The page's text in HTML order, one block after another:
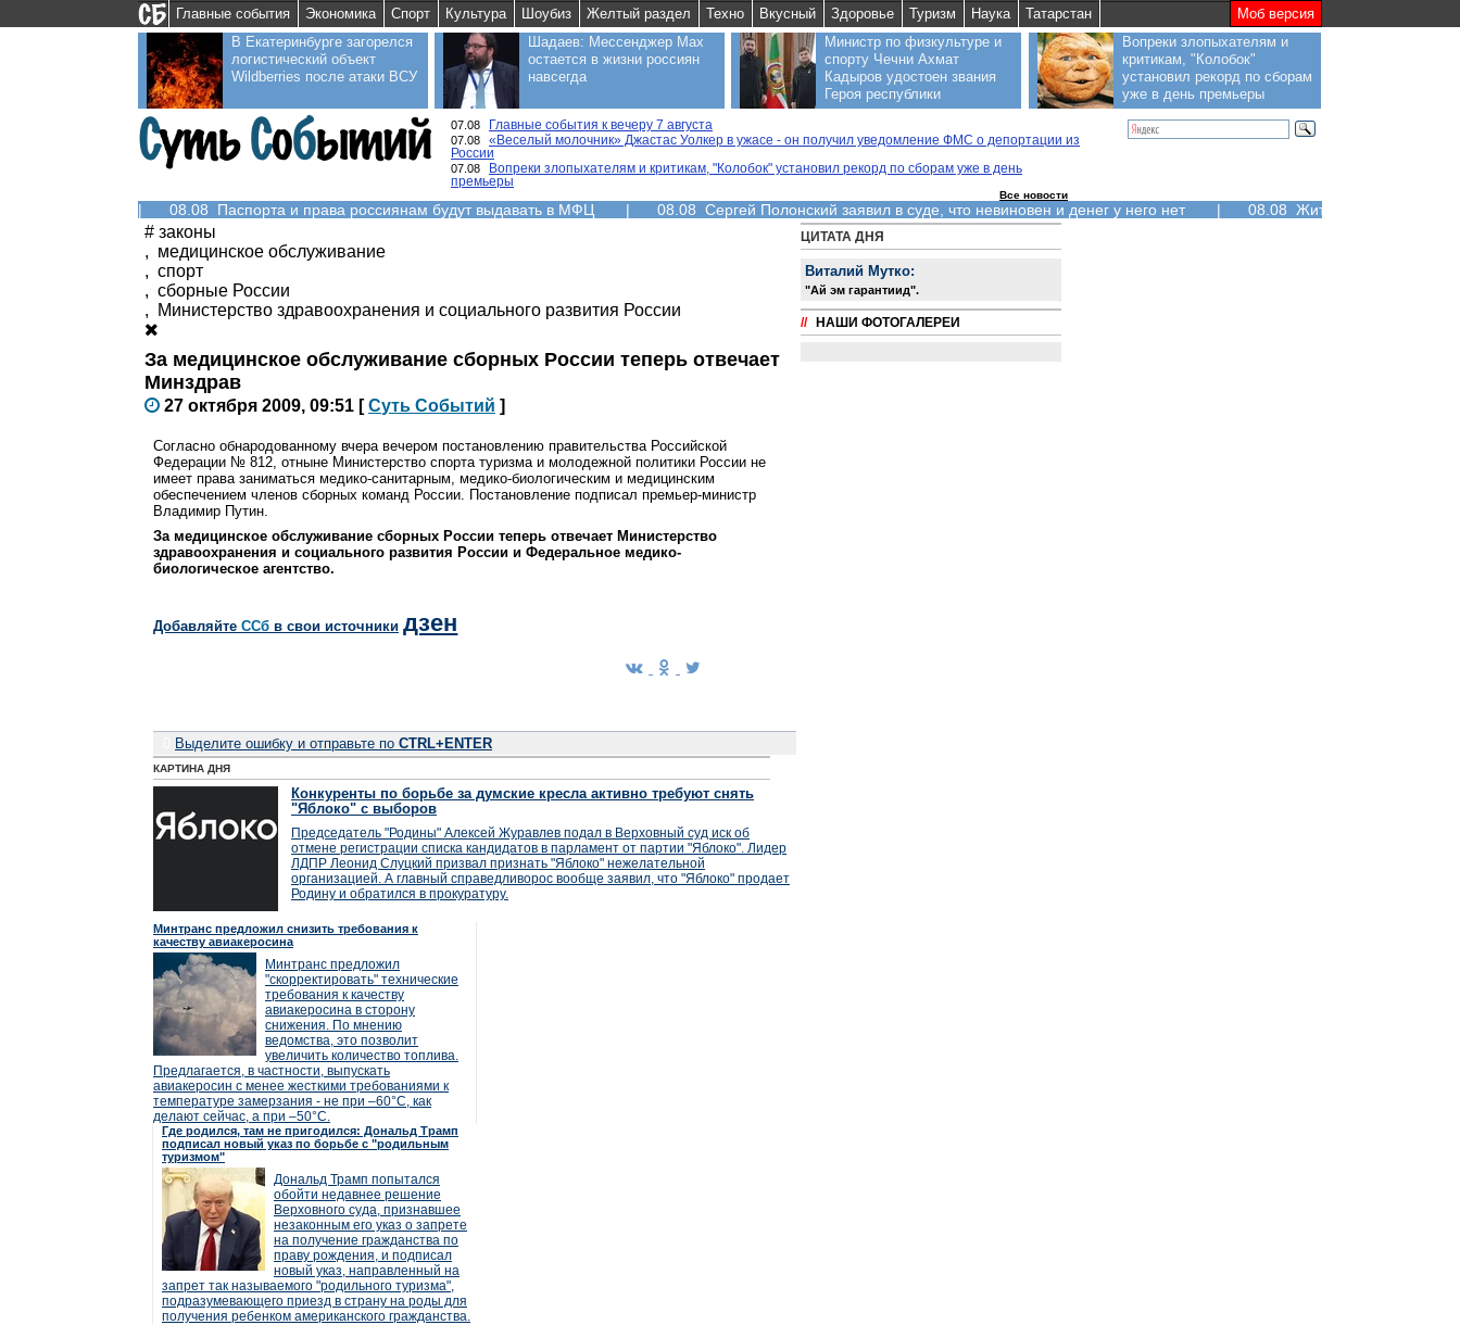
Главные события Экономика Спорт Культура Шоубиз Желтый раздел Техно Вкусный Здоровье Туризм Наука Татарстан
Моб версия
В Екатеринбурге загорелся
логистический объект
Wildberries после атаки ВСУ
Шадаев: Мессенджер Max
остается в жизни россиян
навсегда
Министр по физкультуре и
спорту Чечни Ахмат
Кадыров удостоен звания
Героя республики
Вопреки злопыхателям и
критикам, "Колобок"
установил рекорд по сборам
уже в день премьеры
07.08
Главные события к вечеру 7 августа
07.08
«Веселый молочник» Джастас Уолкер в ужасе - он получил уведомление ФМС о депортации из
России
07.08
Вопреки злопыхателям и критикам, "Колобок" установил рекорд по сборам уже в день
премьеры
Все новости
| 08.08 Паспорта и права россиянам будут выдавать в МФЦ | 08.08 Сергей Полонский заявил в суде, что невиновен и денег у него нет | 08.08 Жители Курильских
# законы
, медицинское обслуживание
, спорт
, сборные России
,
Министерство здравоохранения и социального развития России
За медицинское обслуживание сборных России теперь отвечает
Минздрав
27 октября 2009, 09:51 [Суть Событий ]
Согласно обнародованному вчера вечером постановлению правительства Российской
Федерации № 812, отныне Министерство спорта туризма и молодежной политики России не
имеет права заниматься медико-санитарным, медико-биологическим и медицинским
обеспечением членов сборных команд России. Постановление подписал премьер-министр
Владимир Путин.
За медицинское обслуживание сборных России теперь отвечает Министерство
здравоохранения и социального развития России и Федеральное медико-
биологическое агентство.
Добавляйте CСб в свои источники дзен
Выделите ошибку и отправьте по CTRL+ENTER
КАРТИНА ДНЯ
Конкуренты по борьбе за думские кресла активно требуют снять
"Яблоко" с выборов
Председатель "Родины" Алексей Журавлев подал в Верховный суд иск об
отмене регистрации списка кандидатов в парламент от партии "Яблоко". Лидер
ЛДПР Леонид Слуцкий призвал признать "Яблоко" нежелательной
организацией. А главный справедливорос вообще заявил, что "Яблоко" продает
Родину и обратился в прокуратуру.
Минтранс предложил снизить требования к
качеству авиакеросина
Минтранс предложил
"скорректировать" технические
требования к качеству
авиакеросина в сторону
снижения. По мнению
ведомства, это позволит
увеличить количество топлива.
Предлагается, в частности, выпускать
авиакеросин с менее жесткими требованиями к
температуре замерзания - не при –60°C, как
делают сейчас, а при –50°C.
Где родился, там не пригодился: Дональд Трамп
подписал новый указ по борьбе с "родильным
туризмом"
Дональд Трамп попытался
обойти недавнее решение
Верховного суда, признавшее
незаконным его указ о запрете
на получение гражданства по
праву рождения, и подписал
новый указ, направленный на
запрет так называемого "родильного туризма",
подразумевающего приезд в страну на роды для
получения ребенком американского гражданства.
ЦИТАТА ДНЯ
Виталий Мутко:
"Aй эм гарантиид".
// НАШИ ФОТОГАЛЕРЕИ